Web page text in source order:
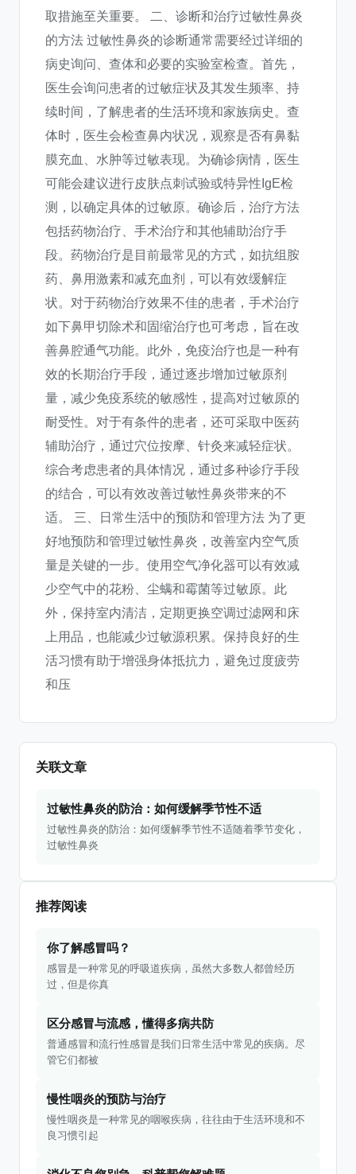
取措施至关重要。 二、诊断和治疗过敏性鼻炎
的方法 过敏性鼻炎的诊断通常需要经过详细的
病史询问、查体和必要的实验室检查。首先，
医生会询问患者的过敏症状及其发生频率、持
续时间，了解患者的生活环境和家族病史。查
体时，医生会检查鼻内状况，观察是否有鼻黏
膜充血、水肿等过敏表现。为确诊病情，医生
可能会建议进行皮肤点刺试验或特异性IgE检
测，以确定具体的过敏原。确诊后，治疗方法
包括药物治疗、手术治疗和其他辅助治疗手
段。药物治疗是目前最常见的方式，如抗组胺
药、鼻用激素和减充血剂，可以有效缓解症
状。对于药物治疗效果不佳的患者，手术治疗
如下鼻甲切除术和固缩治疗也可考虑，旨在改
善鼻腔通气功能。此外，免疫治疗也是一种有
效的长期治疗手段，通过逐步增加过敏原剂
量，减少免疫系统的敏感性，提高对过敏原的
耐受性。对于有条件的患者，还可采取中医药
辅助治疗，通过穴位按摩、针灸来减轻症状。
综合考虑患者的具体情况，通过多种诊疗手段
的结合，可以有效改善过敏性鼻炎带来的不
适。 三、日常生活中的预防和管理方法 为了更
好地预防和管理过敏性鼻炎，改善室内空气质
量是关键的一步。使用空气净化器可以有效减
少空气中的花粉、尘螨和霉菌等过敏原。此
外，保持室内清洁，定期更换空调过滤网和床
上用品，也能减少过敏源积累。保持良好的生
活习惯有助于增强身体抵抗力，避免过度疲劳
和压
关联文章
过敏性鼻炎的防治：如何缓解季节性不适
过敏性鼻炎的防治：如何缓解季节性不适随着季节变化，
过敏性鼻炎
推荐阅读
你了解感冒吗？
感冒是一种常见的呼吸道疾病，虽然大多数人都曾经历
过，但是你真
区分感冒与流感，懂得多病共防
普通感冒和流行性感冒是我们日常生活中常见的疾病。尽
管它们都被
慢性咽炎的预防与治疗
慢性咽炎是一种常见的咽喉疾病，往往由于生活环境和不
良习惯引起